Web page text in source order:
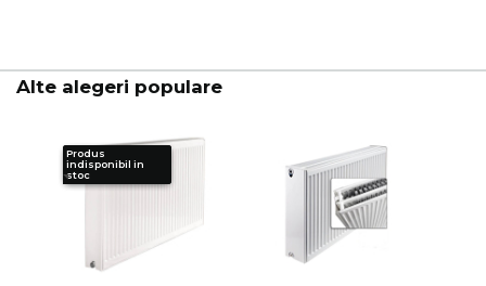
Alte alegeri populare
Produs
indisponibil in
stoc
Produs
indisponibil in
stoc